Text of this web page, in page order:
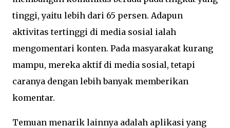
tinggi, yaitu lebih dari 65 persen. Adapun
aktivitas tertinggi di media sosial ialah
mengomentari konten. Pada masyarakat kurang
mampu, mereka aktif di media sosial, tetapi
caranya dengan lebih banyak memberikan
komentar.
Temuan menarik lainnya adalah aplikasi yang